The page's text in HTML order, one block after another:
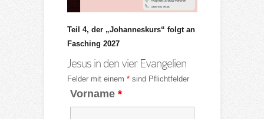
Teil 4, der „Johanneskurs“ folgt an
Fasching 2027
Jesus in den vier Evangelien
Felder mit einem *sind Pflichtfelder
Vorname *